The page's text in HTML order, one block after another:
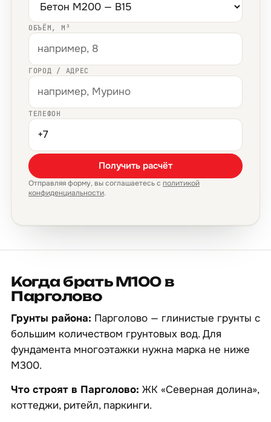
ОБЪЁМ, М³
ГОРОД / АДРЕС
ТЕЛЕФОН
Получить расчёт
Отправляя форму, вы соглашаетесь с политикой
конфиденциальности.
Когда брать М100 в
Парголово
Грунты района: Парголово — глинистые грунты с
большим количеством грунтовых вод. Для
фундамента многоэтажки нужна марка не ниже
М300.
Что строят в Парголово: ЖК «Северная долина»,
коттеджи, ритейл, паркинги.